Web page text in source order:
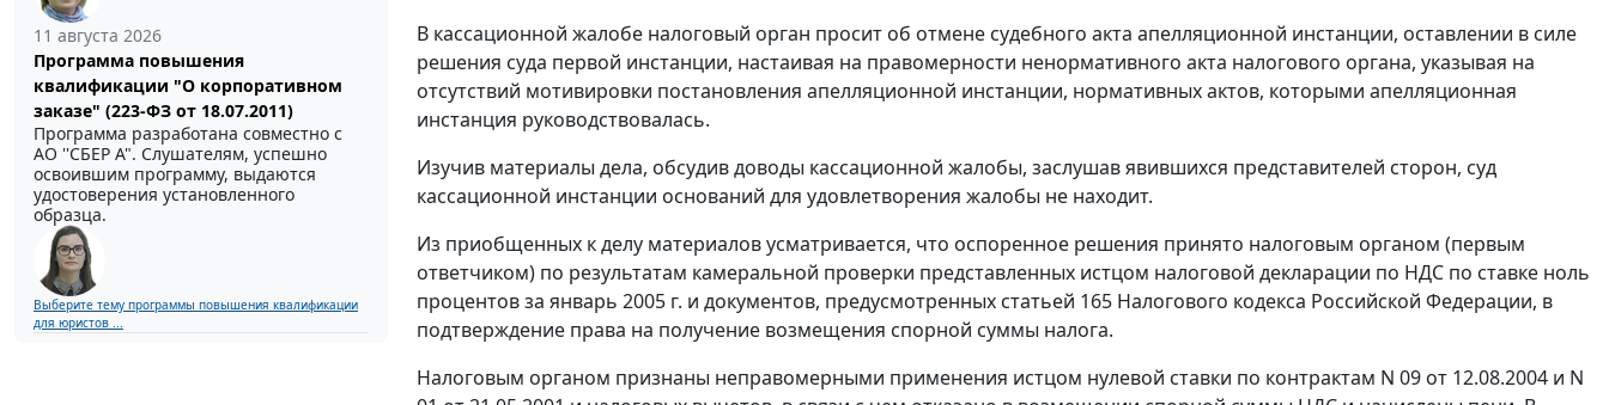
11 августа 2026
Программа повышения
квалификации "О корпоративном
заказе" (223-ФЗ от 18.07.2011)
Программа разработана совместно с
АО ''СБЕР А". Слушателям, успешно
освоившим программу, выдаются
удостоверения установленного
образца.
Выберите тему программы повышения квалификации
для юристов ...
В кассационной жалобе налоговый орган просит об отмене судебного акта апелляционной инстанции, оставлении в силе
решения суда первой инстанции, настаивая на правомерности ненормативного акта налогового органа, указывая на
отсутствий мотивировки постановления апелляционной инстанции, нормативных актов, которыми апелляционная
инстанция руководствовалась.
Изучив материалы дела, обсудив доводы кассационной жалобы, заслушав явившихся представителей сторон, суд
кассационной инстанции оснований для удовлетворения жалобы не находит.
Из приобщенных к делу материалов усматривается, что оспоренное решения принято налоговым органом (первым
ответчиком) по результатам камеральной проверки представленных истцом налоговой декларации по НДС по ставке ноль
процентов за январь 2005 г. и документов, предусмотренных статьей 165 Налогового кодекса Российской Федерации, в
подтверждение права на получение возмещения спорной суммы налога.
Налоговым органом признаны неправомерными применения истцом нулевой ставки по контрактам N 09 от 12.08.2004 и N